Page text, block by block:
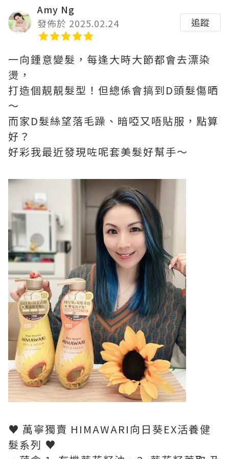
Amy Ng
發佈於 2025.02.24
追蹤
一向鍾意變髮，每逢大時大節都會去漂染
燙，
打造個靚靚髮型！但總係會搞到D頭髮傷晒
～
而家D髮絲望落毛躁、暗啞又唔貼服，點算
好？
好彩我最近發現咗呢套美髮好幫手～
♥ 萬寧獨賣 HIMAWARI向日葵EX活養健
髮系列 ♥